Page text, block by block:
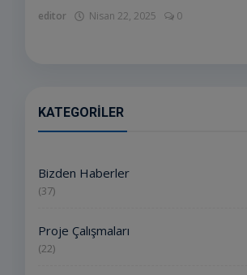
editor Nisan 22, 2025 0
KATEGORILER
Bizden Haberler
(37)
Proje Çalışmaları
(22)